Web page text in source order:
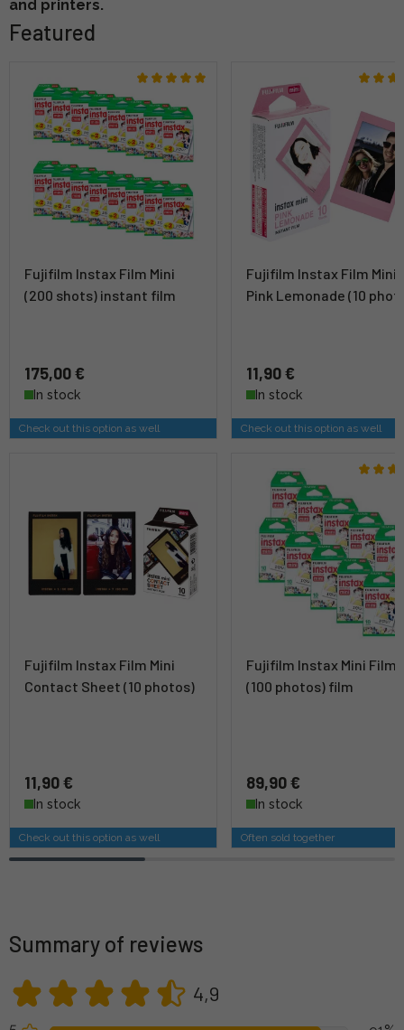
and printers.
Featured
Fujifilm Instax Film Mini
(200 shots) instant film
175,00 €
In stock
Check out this option as well
Fujifilm Instax Film Mini
Pink Lemonade (10
11,90 €
In stock
Check out this option as well
Fujifilm Instax Film Mini
Contact Sheet (10 photos)
11,90 €
In stock
Check out this option as well
Fujifilm Instax Mini Film
(100 photos) film
89,90 €
In stock
Often sold together
Summary of reviews
4,9